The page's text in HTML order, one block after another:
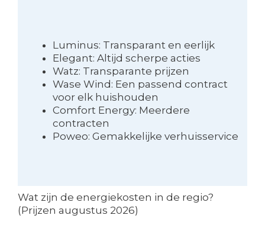
Luminus: Transparant en eerlijk
Elegant: Altijd scherpe acties
Watz: Transparante prijzen
Wase Wind: Een passend contract
voor elk huishouden
Comfort Energy: Meerdere
contracten
Poweo: Gemakkelijke verhuisservice
Wat zijn de energiekosten in de regio?
(Prijzen augustus 2026)